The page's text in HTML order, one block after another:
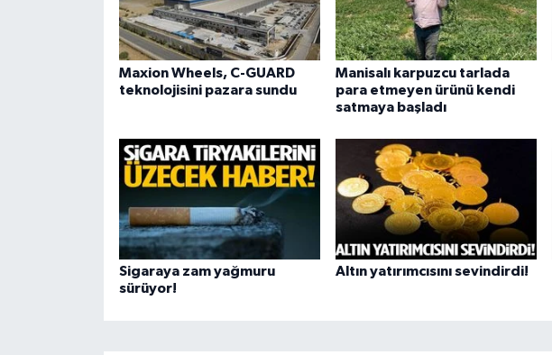
Maxion Wheels, C-GUARD
teknolojisini pazara sundu
Manisalı karpuzcu tarlada
para etmeyen ürünü kendi
satmaya başladı
Sigaraya zam yağmuru
sürüyor!
Altın yatırımcısını sevindirdi!